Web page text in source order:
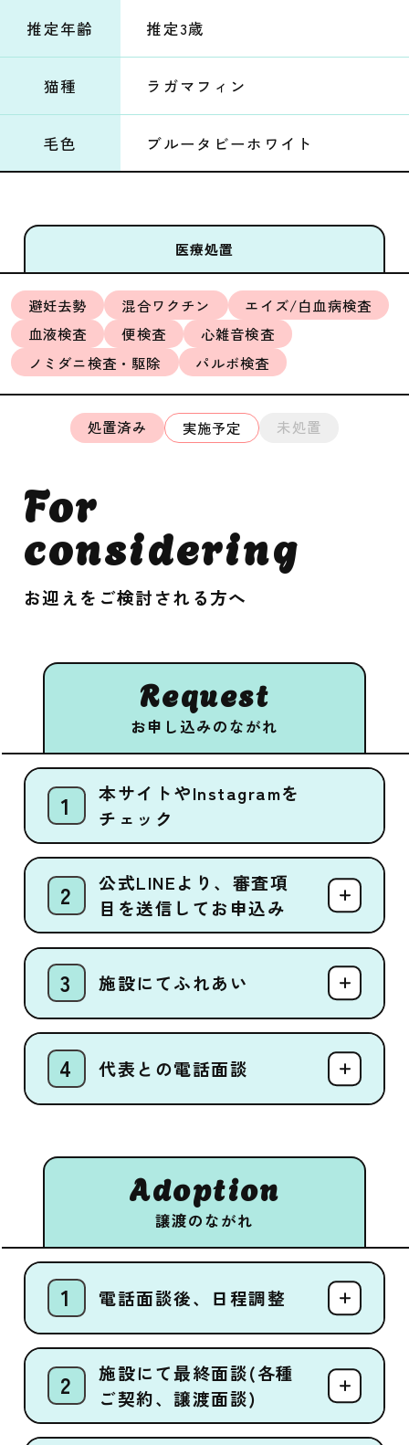
推定年齢 推定3歳
猫種 ラガマフィン
毛色 ブルータビーホワイト
医療処置
避妊去勢 混合ワクチン
エイズ/白血病検査
血液検査
便検査
心雑音検査
ノミダニ検査・駆除
パルボ検査
処置済み 実施予定 未処置
For
considering
お迎えをご検討される方へ
Request
お申し込みのながれ
本サイトやInstagramを
チェック
公式LINEより、審査項
目を送信してお申込み
施設にてふれあい
代表との電話面談
Adoption
譲渡のながれ
電話面談後、日程調整
施設にて最終面談(各種
ご契約、譲渡面談)